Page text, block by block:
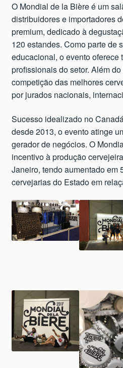
O Mondial de la Bière é um
distribuidores e importadores
premium, dedicado à
120 estandes. Como parte de
educacional, o evento oferece
profissionais do setor. Além
competição das melhores
por jurados nacionais,
Sucesso idealizado no
desde 2013, o evento atinge
gerador de negócios. O
incentivo à produção
Janeiro, tendo aumentado em
cervejarias do Estado em